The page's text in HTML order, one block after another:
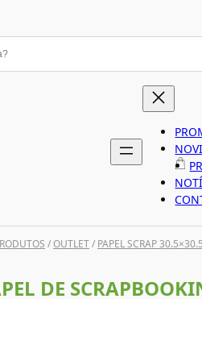
/OUTLET/ PAPEL SCRAP 30.5×30.5
DE